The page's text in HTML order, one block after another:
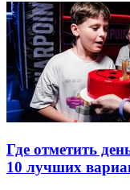
Где отметить
10 лучших